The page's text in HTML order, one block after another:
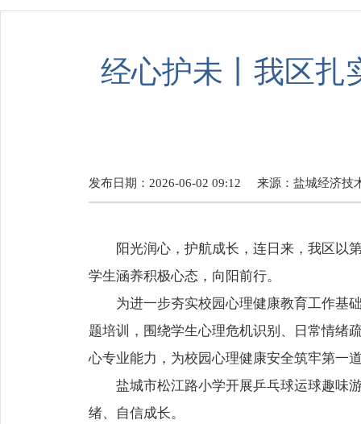
经心护未丨我区扎
发布日期：2026-06-02 09:12 来源： 盐城经济技
阳光润心，护航成长，连日来，我区以
学生涵养积极心态，向阳前行。
为进一步夯实校园心理健康教育工作基
题培训，围绕学生心理危机识别、日常情绪
心专业能力，为校园心理健康安全筑牢第一
盐城市松江路小学开展乒乓球运球趣味
绪、自信成长。